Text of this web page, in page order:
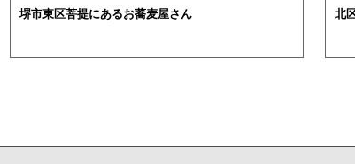
堺市東区菩提にあるお蕎麦屋さん 北